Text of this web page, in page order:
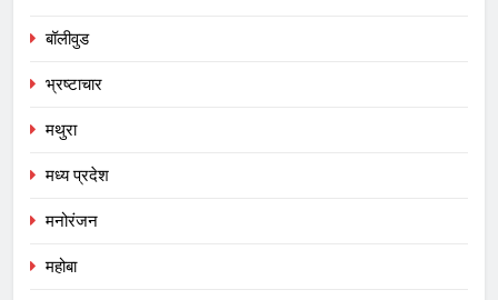
बॉलीवुड
भ्रष्टाचार
मथुरा
मध्य प्रदेश
मनोरंजन
महोबा